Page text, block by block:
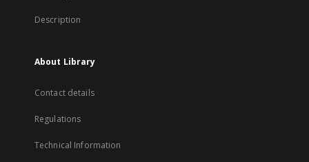
Description
About Library
Contact details
Regulations
Technical Information